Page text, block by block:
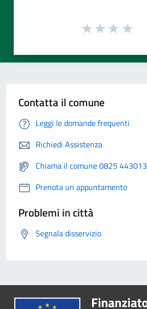
Contatta il comune
Leggi le domande frequenti
Richiedi Assistenza
Chiama il comune 0825 443013
Prenota un appuntamento
Problemi in città
Segnala disservizio